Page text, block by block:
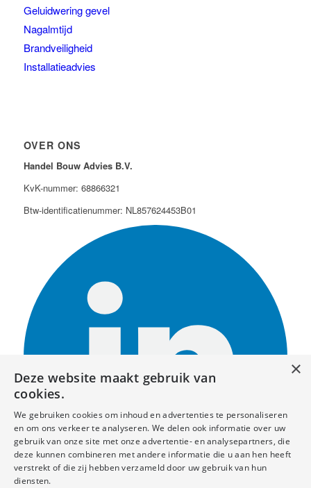
Geluidwering gevel
Nagalmtijd
Brandveiligheid
Installatieadvies
OVER ONS
Handel Bouw Advies B.V.
KvK-nummer: 68866321
Btw-identificatienummer: NL857624453B01
×
Deze website maakt gebruik van
cookies.
We gebruiken cookies om inhoud en advertenties te personaliseren
en om ons verkeer te analyseren. We delen ook informatie over uw
gebruik van onze site met onze advertentie- en analysepartners, die
deze kunnen combineren met andere informatie die u aan hen heeft
verstrekt of die zij hebben verzameld door uw gebruik van hun
diensten.